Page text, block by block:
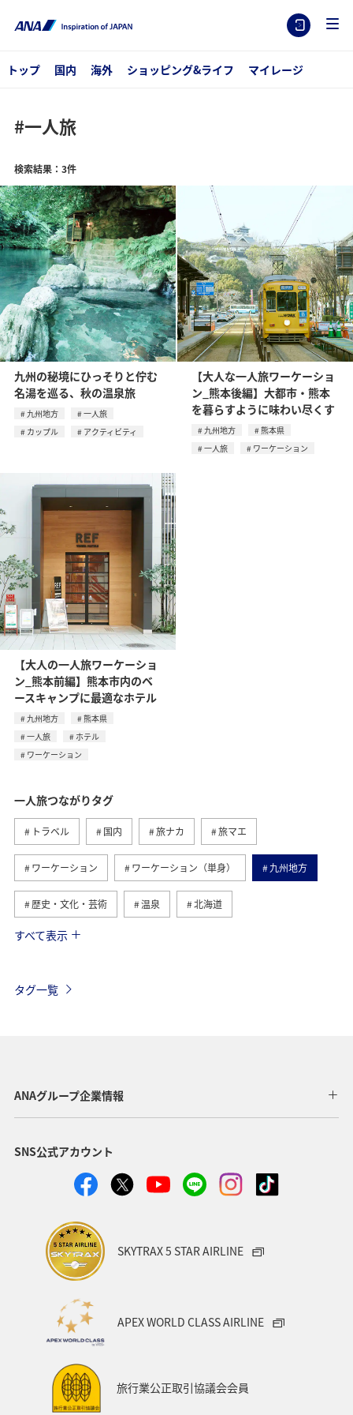
トップ 国内 海外 ショッピング&ライフ マイレージ
#一人旅
検索結果：3件
九州の秘境にひっそりと佇む
名湯を巡る、秋の温泉旅
九州地方
一人旅
カップル
アクティビティ
【大人な一人旅ワーケーショ
ン_熊本後編】大都市・熊本
を暮らすように味わい尽くす
九州地方
熊本県
一人旅
ワーケーション
【大人の一人旅ワーケーショ
ン_熊本前編】熊本市内のベ
ースキャンプに最適なホテル
九州地方
熊本県
一人旅
ホテル
ワーケーション
一人旅つながりタグ
トラベル 国内 旅ナカ 旅マエ
ワーケーション ワーケーション（単身） 九州地方
歴史・文化・芸術 温泉 北海道
カップル
すべて表示
タグ一覧
ANAグループ企業情報
SNS公式アカウント
SKYTRAX 5 STAR AIRLINE
APEX WORLD CLASS AIRLINE
旅行業公正取引協議会会員